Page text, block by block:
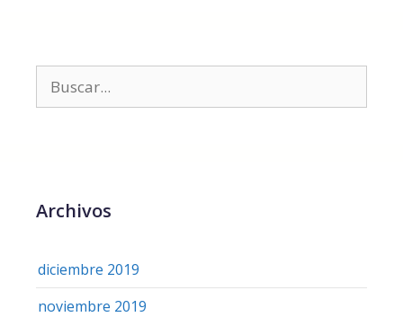
Archivos
diciembre 2019
noviembre 2019